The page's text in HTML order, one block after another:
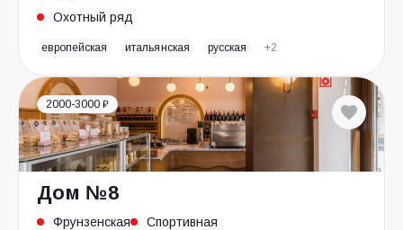
Охотный ряд
европейская итальянская русская +2
2000-3000 ₽
Дом №8
Фрунзенская Спортивная